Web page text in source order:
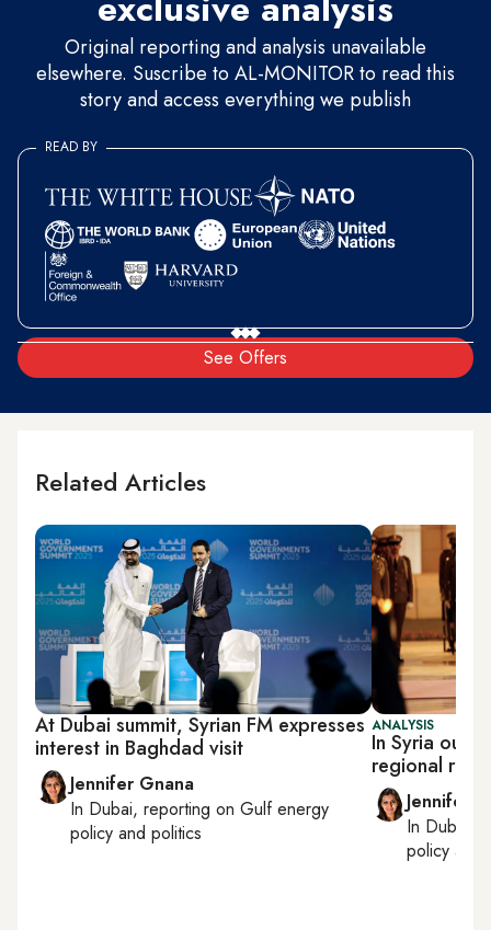
Original reporting and analysis unavailable
elsewhere. Suscribe to AL-MONITOR to read this
story and access everything we publish
See Offers
READ BY
Related Articles
At Dubai summit, Syrian FM expresses
interest in Baghdad visit
Jennifer Gnana
In Dubai, reporting on Gulf energy
policy and politics
ANALYSIS
In Syria
regional
Jennifer
In Dubai
policy and